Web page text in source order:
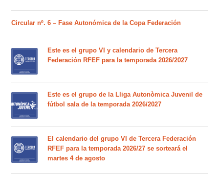
Circular nº. 6 – Fase Autonómica de la Copa Federación
Este es el grupo VI y calendario de Tercera
Federación RFEF para la temporada 2026/2027
Este es el grupo de la Lliga Autonòmica Juvenil de
fútbol sala de la temporada 2026/2027
El calendario del grupo VI de Tercera Federación
RFEF para la temporada 2026/27 se sorteará el
martes 4 de agosto